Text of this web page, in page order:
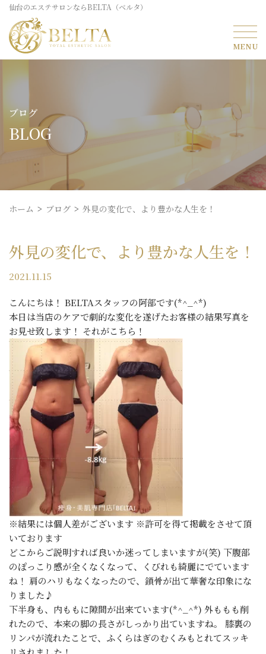
仙台のエステサロンならBELTA（ベルタ）
ブログ
BLOG
ホーム ブログ 外見の変化で、より豊かな人生を！
外見の変化で、より豊かな人生を！
2021.11.15
こんにちは！ BELTAスタッフの阿部です(*^_^*)
本日は当店のケアで劇的な変化を遂げたお客様の結果写真を
お見せ致します！ それがこちら！
※結果には個人差がございます ※許可を得て掲載をさせて頂
いております
どこからご説明すれば良いか迷ってしまいますが(笑) 下腹部
のぽっこり感が全くなくなって、くびれも綺麗にでています
ね！ 肩のハリもなくなったので、鎖骨が出て華奢な印象にな
りました♪
下半身も、内ももに隙間が出来ています(*^_^*) 外ももも削
れたので、本来の脚の長さがしっかり出ていますね。 膝裏の
リンパが流れたことで、ふくらはぎのむくみもとれてスッキ